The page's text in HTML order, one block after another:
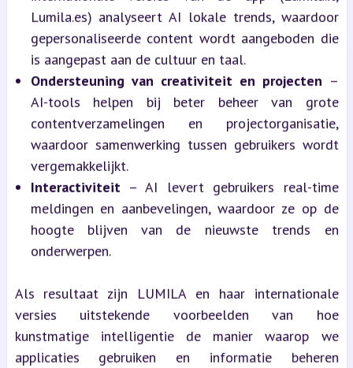
Lumila.es) analyseert AI lokale trends, waardoor
gepersonaliseerde content wordt aangeboden die
is aangepast aan de cultuur en taal.
Ondersteuning van creativiteit en projecten –
AI-tools helpen bij beter beheer van grote
contentverzamelingen en projectorganisatie,
waardoor samenwerking tussen gebruikers wordt
vergemakkelijkt.
Interactiviteit– AI levert gebruikers real-time
meldingen en aanbevelingen, waardoor ze op de
hoogte blijven van de nieuwste trends en
onderwerpen.
Als resultaat zijn LUMILA en haar internationale
versies uitstekende voorbeelden van hoe
kunstmatige intelligentie de manier waarop we
applicaties gebruiken en informatie beheren